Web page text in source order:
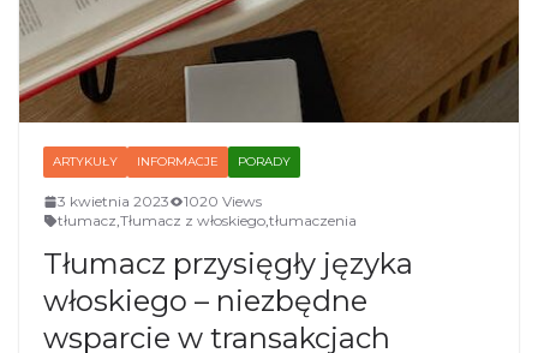
ARTYKUŁY INFORMACJE PORADY
3 kwietnia 2023
1020 Views
tłumacz Tłumacz z włoskiego tłumaczenia
Tłumacz przysięgły języka
włoskiego – niezbędne
wsparcie w transakcjach